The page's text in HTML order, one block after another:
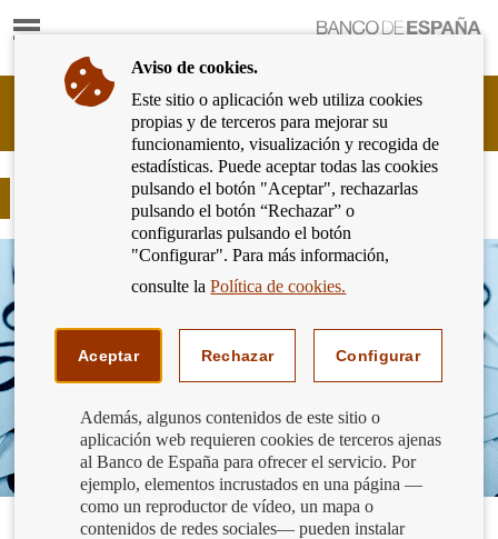
Mostrar
Ir
página
de
inicio
del
Banco
de
España
Cliente
Bancario
Banco
España
Eurosistema,
La financiación "sin intereses"
Aviso de cookies.
Este sitio o aplicación web utiliza cookies
propias y de terceros para mejorar su
funcionamiento, visualización y recogida de
estadísticas. Puede aceptar todas las cookies
pulsando el botón "Aceptar", rechazarlas
pulsando el botón “Rechazar” o
configurarlas pulsando el botón
"Configurar". Para más información,
consulte laPolítica de cookies.
Aceptar Rechazar Configurar
Además, algunos contenidos de este sitio o
aplicación web requieren cookies de terceros ajenas
al Banco de España para ofrecer el servicio. Por
ejemplo, elementos incrustados en una página —
como un reproductor de vídeo, un mapa o
contenidos de redes sociales— pueden instalar